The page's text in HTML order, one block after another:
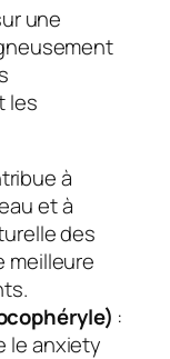
une
les
à
et à
des
meilleure
:
le anxiety